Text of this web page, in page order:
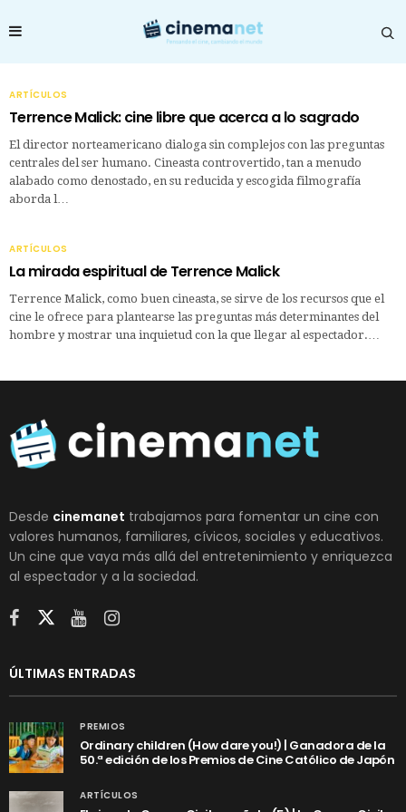
ARTÍCULOS
Terrence Malick: cine libre que acerca a lo sagrado
El director norteamericano dialoga sin complejos con las preguntas
centrales del ser humano. Cineasta controvertido, tan a menudo
alabado como denostado, en su reducida y escogida filmografía
aborda l…
ARTÍCULOS
La mirada espiritual de Terrence Malick
Terrence Malick, como buen cineasta, se sirve de los recursos que el
cine le ofrece para plantearse las preguntas más determinantes del
hombre y mostrar una inquietud con la que llegar al espectador.…
Desde cinemanet trabajamos para fomentar un cine con
valores humanos, familiares, cívicos, sociales y educativos.
Un cine que vaya más allá del entretenimiento y enriquezca
al espectador y a la sociedad.
ÚLTIMAS ENTRADAS
PREMIOS
Ordinary children (How dare you!) | Ganadora de la
50.ª edición de los Premios de Cine Católico de Japón
ARTÍCULOS